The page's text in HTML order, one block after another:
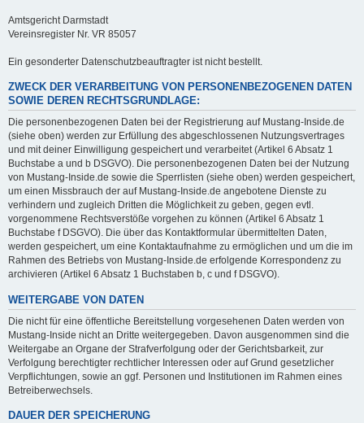
Amtsgericht Darmstadt
Vereinsregister Nr. VR 85057
Ein gesonderter Datenschutzbeauftragter ist nicht bestellt.
ZWECK DER VERARBEITUNG VON PERSONENBEZOGENEN DATEN
SOWIE DEREN RECHTSGRUNDLAGE:
Die personenbezogenen Daten bei der Registrierung auf Mustang-Inside.de
(siehe oben) werden zur Erfüllung des abgeschlossenen Nutzungsvertrages
und mit deiner Einwilligung gespeichert und verarbeitet (Artikel 6 Absatz 1
Buchstabe a und b DSGVO). Die personenbezogenen Daten bei der Nutzung
von Mustang-Inside.de sowie die Sperrlisten (siehe oben) werden gespeichert,
um einen Missbrauch der auf Mustang-Inside.de angebotene Dienste zu
verhindern und zugleich Dritten die Möglichkeit zu geben, gegen evtl.
vorgenommene Rechtsverstöße vorgehen zu können (Artikel 6 Absatz 1
Buchstabe f DSGVO). Die über das Kontaktformular übermittelten Daten,
werden gespeichert, um eine Kontaktaufnahme zu ermöglichen und um die im
Rahmen des Betriebs von Mustang-Inside.de erfolgende Korrespondenz zu
archivieren (Artikel 6 Absatz 1 Buchstaben b, c und f DSGVO).
WEITERGABE VON DATEN
Die nicht für eine öffentliche Bereitstellung vorgesehenen Daten werden von
Mustang-Inside nicht an Dritte weitergegeben. Davon ausgenommen sind die
Weitergabe an Organe der Strafverfolgung oder der Gerichtsbarkeit, zur
Verfolgung berechtigter rechtlicher Interessen oder auf Grund gesetzlicher
Verpflichtungen, sowie an ggf. Personen und Institutionen im Rahmen eines
Betreiberwechsels.
DAUER DER SPEICHERUNG